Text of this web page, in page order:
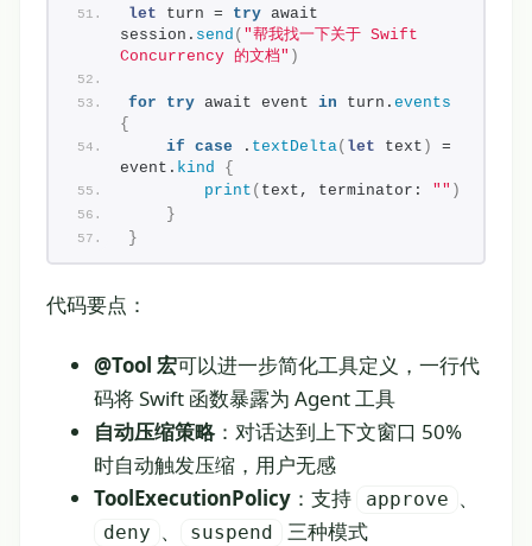
let turn = try await
session. send ( "帮我找一下关于 Swift
Concurrency 的文档" )
for try await event in turn. events
{
if case . textDelta( let text )
=
event. kind
{
print ( text, terminator: "" )
}
}
代码要点：
@Tool 宏可以进一步简化工具定义，一行代
码将 Swift 函数暴露为 Agent 工具
自动压缩策略：对话达到上下文窗口 50%
时自动触发压缩，用户无感
ToolExecutionPolicy ：支持 approve 、
deny 、 suspend 三种模式